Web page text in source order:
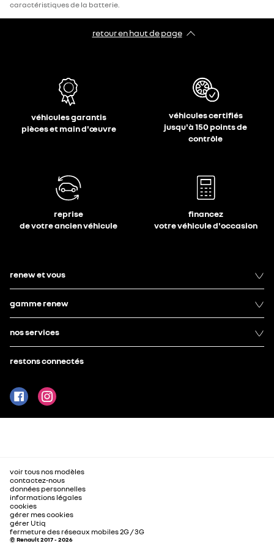
caractéristiques de la batterie.
retour en haut de page​
véhicules garantis
pièces et main d'œuvre
véhicules certifiés
jusqu'à 150 points de
contrôle
reprise
de votre ancien véhicule
financez
votre véhicule d'occasion
renew et vous
gamme renew
nos services
restons connectés
voir tous nos modèles
contactez-nous
données personnelles
informations légales
cookies
gérer mes cookies
gérer Utiq
fermeture des réseaux mobiles 2G / 3G
© Renault 2017 - 2026